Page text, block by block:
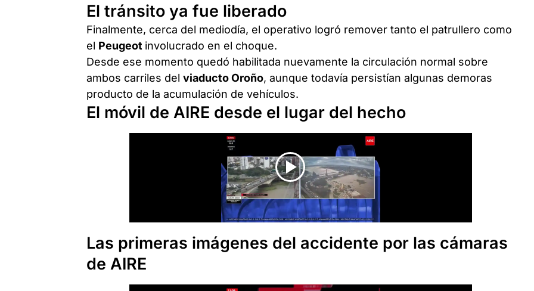
El tránsito ya fue liberado
Finalmente, cerca del mediodía, el operativo logró remover tanto el patrullero como
el Peugeot involucrado en el choque.
Desde ese momento quedó habilitada nuevamente la circulación normal sobre
ambos carriles delviaducto Oroño, aunque todavía persistían algunas demoras
producto de la acumulación de vehículos.
El móvil de AIRE desde el lugar del hecho
Las primeras imágenes del accidente por las cámaras
de AIRE